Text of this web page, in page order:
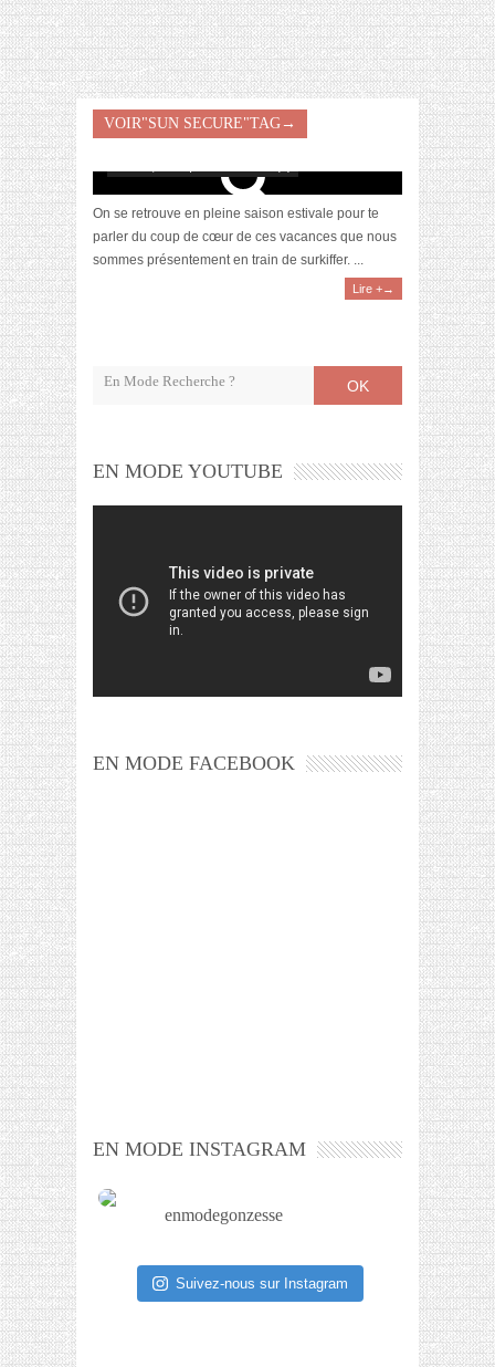
VOIR"SUN SECURE"TAG→
[Revue] Sun Secure, le lait SPF50 signé SVR
On se retrouve en pleine saison estivale pour te
parler du coup de cœur de ces vacances que nous
sommes présentement en train de surkiffer. ...
Lire +→
OK
EN MODE YOUTUBE
EN MODE FACEBOOK
EN MODE INSTAGRAM
enmodegonzesse
Suivez-nous sur Instagram